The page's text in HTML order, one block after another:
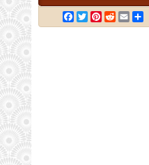
Facebook
TwitterPinterest
RedditEmail